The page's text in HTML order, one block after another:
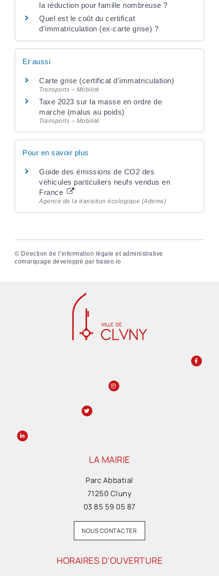
la réduction pour famille nombreuse ?
Quel est le coût du certificat
d'immatriculation (ex-carte grise) ?
Et aussi
Carte grise (certificat d'immatriculation)
Transports – Mobilité
Taxe 2023 sur la masse en ordre de
marche (malus au poids)
Transports – Mobilité
Pour en savoir plus
Guide des émissions de CO2 des
véhicules particuliers neufs vendus en
France
Agence de la transition écologique (Ademe)
© Direction de l’information légale et administrative
comarquage developpé par baseo.io
LA MAIRIE
Parc Abbatial
71250 Cluny
03 85 59 05 87
NOUS CONTACTER
HORAIRES D'OUVERTURE